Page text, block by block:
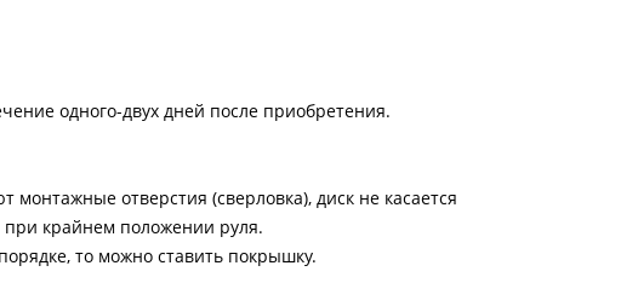
одного-двух дней после приобретения.
отверстия (сверловка), диск не касается
при крайнем положении руля.
то можно ставить покрышку.